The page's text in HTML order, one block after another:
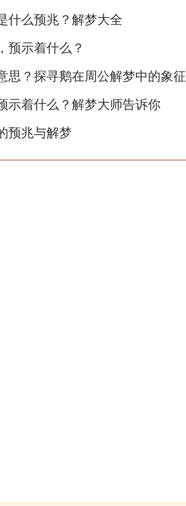
什么预兆？解梦大全
预示着什么？
思？探寻鹅在周公解梦中的象征
示着什么？解梦大师告诉你
预兆与解梦